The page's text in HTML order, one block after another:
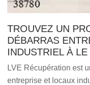
TROUVEZ UN
DÉBARRAS
INDUSTRIEL À
LVE Récupération est
entreprise et locaux